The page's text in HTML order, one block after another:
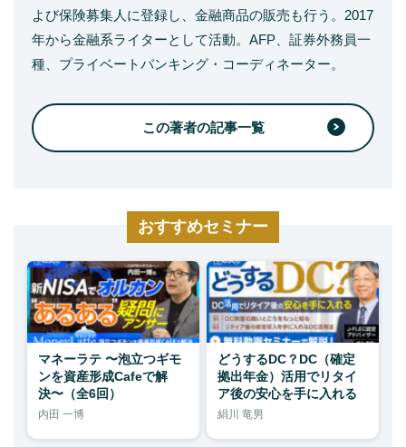
よび保険募集人に登録し、金融商品の販売も行う。2017
年から金融系ライターとして活動。AFP、証券外務員一
種、プライベートバンキング・コーディネーター。
この著者の記事一覧
おすすめセミナー
マネーラテ 〜泡立つギモ
ンを資産形成Cafeで解
決〜（全6回）
内田 一博
どうするDC？DC（確定
拠出年金）活用でリタイ
ア後の安心を手に入れる
絹川 竜男